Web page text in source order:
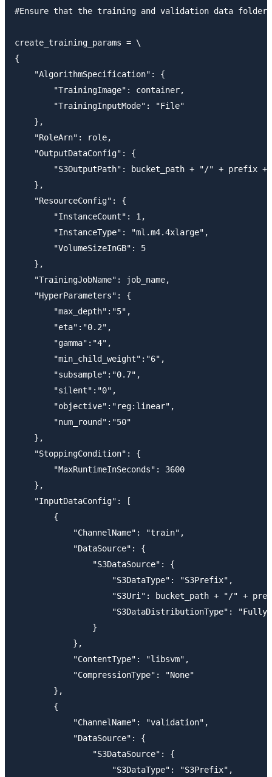
#Ensure that the training and validation data
create_training_params = \
{
    "AlgorithmSpecification": {
        "TrainingImage": container,
        "TrainingInputMode": "File"
    },
    "RoleArn": role,
    "OutputDataConfig": {
"S3OutputPath": bucket_path + "/" + prefix +
    },
    "ResourceConfig": {
        "InstanceCount": 1,
        "InstanceType": "ml.m4.4xlarge",
        "VolumeSizeInGB": 5
    },
    "TrainingJobName": job_name,
    "HyperParameters": {
        "max_depth":"5",
        "eta":"0.2",
        "gamma":"4",
        "min_child_weight":"6",
        "subsample":"0.7",
        "silent":"0",
        "objective":"reg:linear",
        "num_round":"50"
    },
    "StoppingCondition": {
        "MaxRuntimeInSeconds": 3600
    },
    "InputDataConfig": [
        {
            "ChannelName": "train",
            "DataSource": {
                "S3DataSource": {
                    "S3DataType": "S3Prefix",
"S3Uri": bucket_path + "/" +
"S3DataDistributionType":
                }
            },
            "ContentType": "libsvm",
            "CompressionType": "None"
        },
        {
            "ChannelName": "validation",
            "DataSource": {
                "S3DataSource": {
                    "S3DataType": "S3Prefix",